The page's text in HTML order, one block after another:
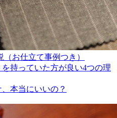
お仕立て事例つき）
持っていた方が良い4つの理
本当にいいの？